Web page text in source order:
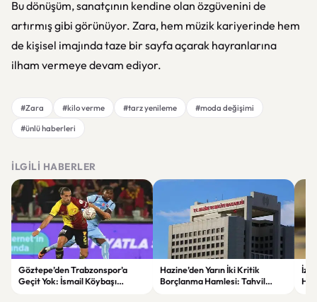
Bu dönüşüm, sanatçının kendine olan özgüvenini de
artırmış gibi görünüyor. Zara, hem müzik kariyerinde hem
de kişisel imajında taze bir sayfa açarak hayranlarına
ilham vermeye devam ediyor.
#Zara #kilo verme #tarz yenileme
#moda değişimi
#ünlü haberleri
İLGILI HABERLER
Göztepe’den Trabzonspor’a
Geçit Yok: İsmail Köybaşı
Hazine’den Yarın İki Kritik
Borçlanma Hamlesi: Tahvil